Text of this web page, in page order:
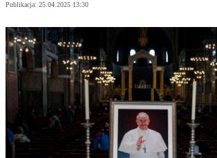
Publikacja: 25.04.2025 13:30